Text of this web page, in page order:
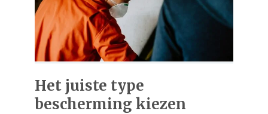
Het juiste type
bescherming kiezen